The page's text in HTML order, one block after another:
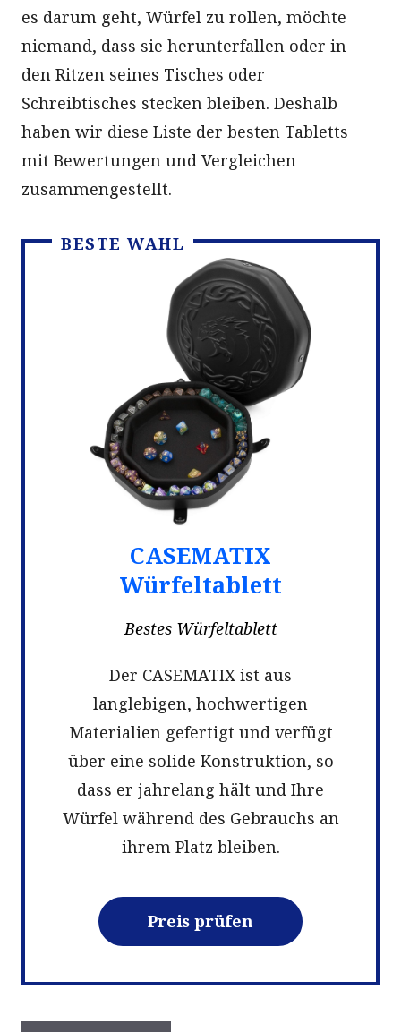
es darum geht, Würfel zu rollen, möchte
niemand, dass sie herunterfallen oder in
den Ritzen seines Tisches oder
Schreibtisches stecken bleiben. Deshalb
haben wir diese Liste der besten Tabletts
mit Bewertungen und Vergleichen
zusammengestellt.
BESTE WAHL
CASEMATIX
Würfeltablett
Bestes Würfeltablett
Der CASEMATIX ist aus
langlebigen, hochwertigen
Materialien gefertigt und verfügt
über eine solide Konstruktion, so
dass er jahrelang hält und Ihre
Würfel während des Gebrauchs an
ihrem Platz bleiben.
Preis prüfen